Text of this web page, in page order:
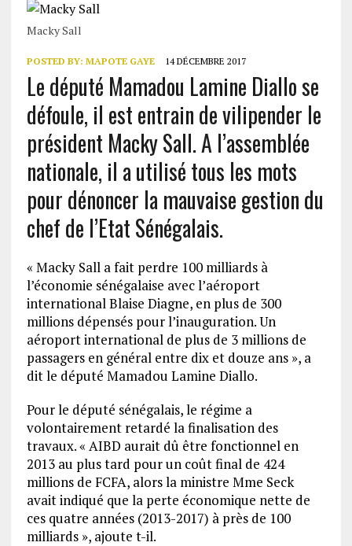
Macky Sall
POSTED BY: MAPOTE GAYE 14 DÉCEMBRE 2017
Le député Mamadou Lamine Diallo se
défoule, il est entrain de vilipender le
président Macky Sall. A l’assemblée
nationale, il a utilisé tous les mots
pour dénoncer la mauvaise gestion du
chef de l’Etat Sénégalais.
« Macky Sall a fait perdre 100 milliards à
l’économie sénégalaise avec l’aéroport
international Blaise Diagne, en plus de 300
millions dépensés pour l’inauguration. Un
aéroport international de plus de 3 millions de
passagers en général entre dix et douze ans », a
dit le député Mamadou Lamine Diallo.
Pour le député sénégalais, le régime a
volontairement retardé la finalisation des
travaux. « AIBD aurait dû être fonctionnel en
2013 au plus tard pour un coût final de 424
millions de FCFA, alors la ministre Mme Seck
avait indiqué que la perte économique nette de
ces quatre années (2013-2017) à près de 100
milliards », ajoute t-il.